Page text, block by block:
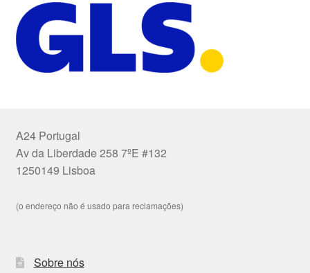
A24 Portugal
Av da Liberdade 258 7ºE #132
1250149 Lisboa
(o endereço não é usado para reclamações)
Sobre nós